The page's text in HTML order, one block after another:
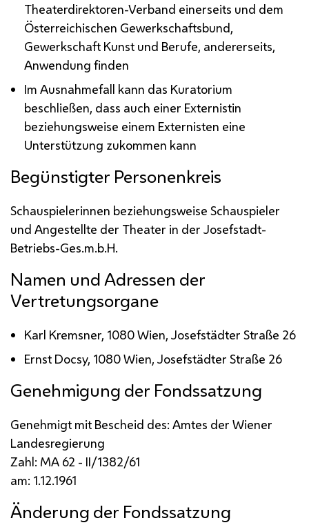
Theaterdirektoren-Verband einerseits und dem
Österreichischen Gewerkschaftsbund,
Gewerkschaft Kunst und Berufe, andererseits,
Anwendung finden
Im Ausnahmefall kann das Kuratorium
beschließen, dass auch einer Externistin
beziehungsweise einem Externisten eine
Unterstützung zukommen kann
Begünstigter Personenkreis
Schauspielerinnen beziehungsweise Schauspieler
und Angestellte der Theater in der Josefstadt-
Betriebs-Ges.m.b.H.
Namen und Adressen der
Vertretungsorgane
Karl Kremsner, 1080 Wien, Josefstädter Straße 26
Ernst Docsy, 1080 Wien, Josefstädter Straße 26
Genehmigung der Fondssatzung
Genehmigt mit Bescheid des: Amtes der Wiener
Landesregierung
Zahl: MA 62 - II/1382/61
am: 1.12.1961
Änderung der Fondssatzung